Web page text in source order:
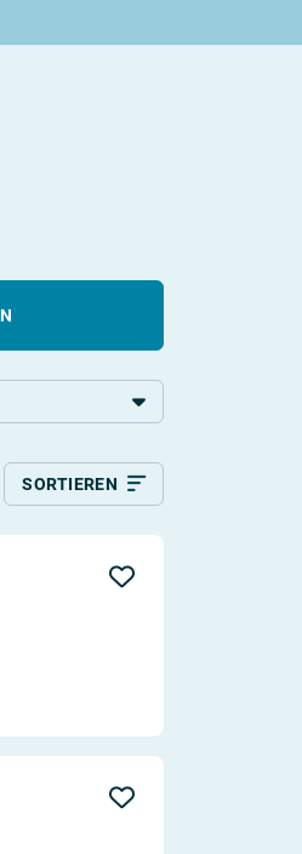
SORTIEREN